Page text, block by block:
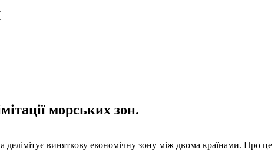
морських зон.
делімітує виняткову економічну зону між двома країнами. Про це